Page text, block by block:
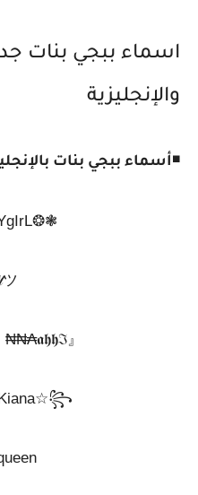
اسماء ببجي بنات
والإنجليزية
◾أسماء ببجي بنات
❃❂CrAzYgIrL❂❃
ツ
『𝖆𝖍𝖍ℑ₳₦₦ 』•ᴮᴬᴰGiℝℓツ